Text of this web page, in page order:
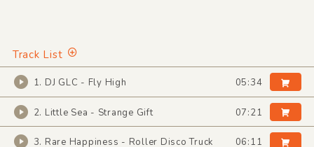
Track List
1. DJ GLC - Fly High 05:34
2. Little Sea - Strange Gift 07:21
3. Rare Happiness - Roller Disco Truck 06:11